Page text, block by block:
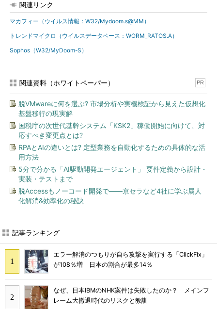
関連リンク
マカフィー（ウイルス情報：W32/Mydoom.s@MM）
トレンドマイクロ（ウイルスデータベース：WORM_RATOS.A）
Sophos（W32/MyDoom-S）
関連資料（ホワイトペーパー） PR
脱VMwareに何を選ぶ? 市場分析や実機検証から見えた仮想化
基盤移行の現実解
国税庁の次世代基幹システム「KSK2」稼働開始に向けて、対
応すべき変更点とは?
RPAとAIの違いとは? 定型業務を自動化するための具体的な活
用方法
5分で分かる「AI駆動開発エージェント」 要件定義から設計・
実装・テストまで
脱Accessもノーコード開発で――京セラなど4社に学ぶ属人
化解消&効率化の秘訣
記事ランキング
エラー解消のつもりが自ら攻撃を実行する「ClickFix」
が108％増 日本の割合が最多14％
なぜ、日本IBMのNHK案件は失敗したのか？ メインフ
レーム大撤退時代のリスクと教訓